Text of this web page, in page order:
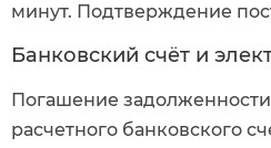
минут. Подтверждение
Банковский счёт и
Погашение
расчетного банковского